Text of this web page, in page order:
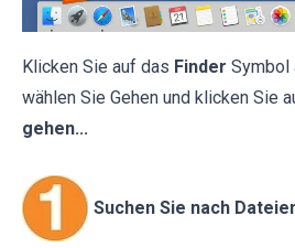
Klicken Sie auf das Finder Symbol
wählen Sie Gehen und klicken Sie
gehen...
Suchen Sie nach